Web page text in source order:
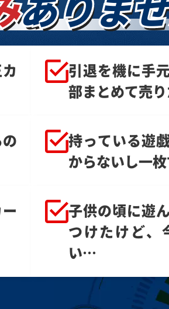
引退を機に手
部まとめて売
持っている遊
からないし一
子供の頃に遊
つけたけど、
い…